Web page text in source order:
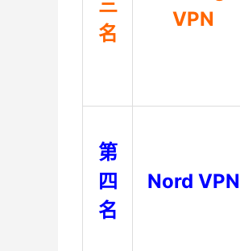
名
VPN
第
四
名
Nord VPN